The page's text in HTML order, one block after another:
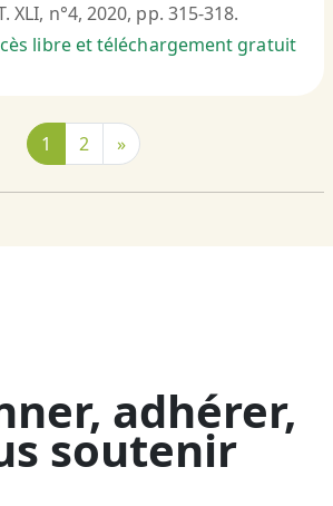
XLI, n°4, 2020, pp. 315-318.
libre et téléchargement gratuit
1 2 »
adhérer,
soutenir